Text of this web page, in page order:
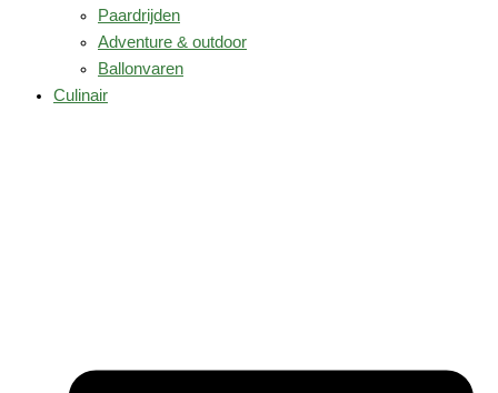
Paardrijden
Adventure & outdoor
Ballonvaren
Culinair